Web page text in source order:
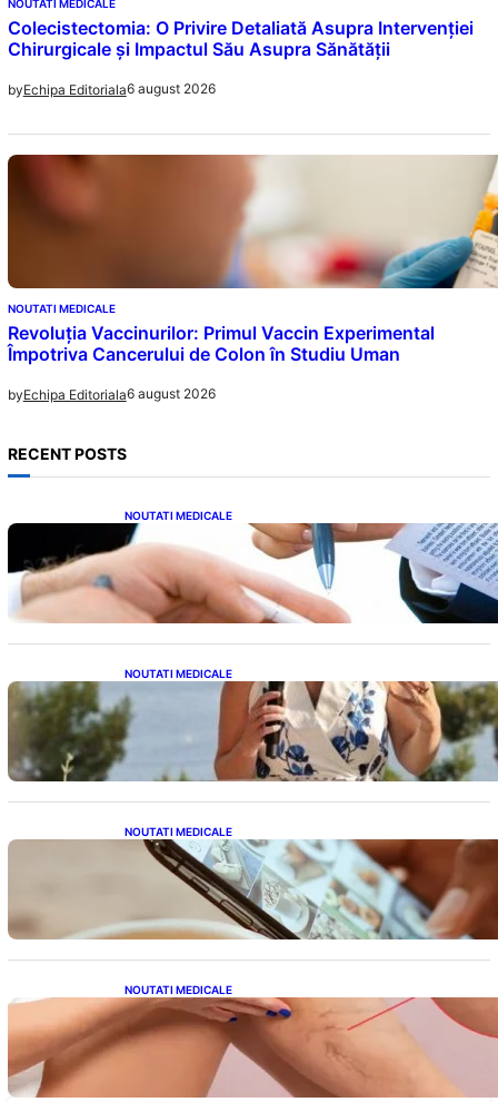
NOUTATI MEDICALE
Colecistectomia: O Privire Detaliată Asupra Intervenției
Chirurgicale și Impactul Său Asupra Sănătății
byEchipa Editoriala6 august 2026
NOUTATI MEDICALE
Revoluția Vaccinurilor: Primul Vaccin Experimental
Împotriva Cancerului de Colon în Studiu Uman
byEchipa Editoriala6 august 2026
RECENT POSTS
NOUTATI MEDICALE
Acordul României cu Banca Mondială: O
Analiză Detaliată a Împrumutului și
Condițiilor Impuse
NOUTATI MEDICALE
Nașterea prințesei Eugenie la Lisabona: O
alegere plină de semnificație pentru familia
regală britanică
NOUTATI MEDICALE
Revoluția Bateriilor pentru Telefoane:
Avantaje, Provocări și Viitorul Tehnologiei
Energetice
NOUTATI MEDICALE
Varicele și Umflarea Picioarelor pe Caniculă:
Înțelegerea Simptomelor și Măsurilor de
Prevenție